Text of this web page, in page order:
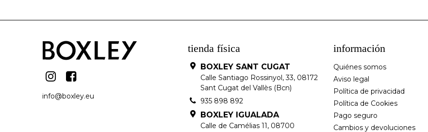
info@boxley.eu
tienda física
BOXLEY SANT CUGAT
Calle Santiago Rossinyol, 33, 08172
Sant Cugat del Vallès (Bcn)
935 898 892
BOXLEY IGUALADA
Calle de Camélias 11, 08700
información
Quiénes somos
Aviso legal
Política de privacidad
Política de Cookies
Pago seguro
Cambios y devoluciones